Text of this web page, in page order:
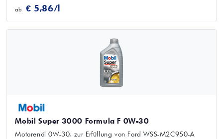
ab € 5,86/l
Mobil Super 3000 Formula F 0W-30
Motorenöl 0W-30, zur Erfüllung von Ford WSS-M2C950-A